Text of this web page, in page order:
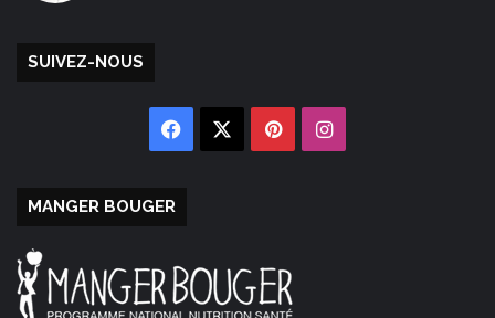
SUIVEZ-NOUS
Facebook PinterestInstagram
MANGER BOUGER